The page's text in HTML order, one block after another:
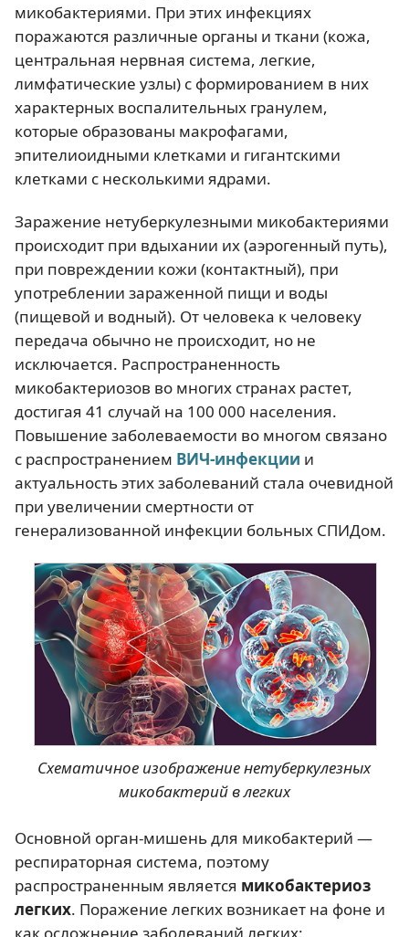
микобактериями. При этих инфекциях
поражаются различные органы и ткани (кожа,
центральная нервная система, легкие,
лимфатические узлы) с формированием в них
характерных воспалительных гранулем,
которые образованы макрофагами,
эпителиоидными клетками и гигантскими
клетками с несколькими ядрами.
Заражение нетуберкулезными микобактериями
происходит при вдыхании их (аэрогенный путь),
при повреждении кожи (контактный), при
употреблении зараженной пищи и воды
(пищевой и водный). От человека к человеку
передача обычно не происходит, но не
исключается. Распространенность
микобактериозов во многих странах растет,
достигая 41 случай на 100 000 населения.
Повышение заболеваемости во многом связано
с распространением ВИЧ-инфекции и
актуальность этих заболеваний стала очевидной
при увеличении смертности от
генерализованной инфекции больных СПИДом.
Схематичное изображение нетуберкулезных
микобактерий в легких
Основной орган-мишень для микобактерий —
респираторная система, поэтому
распространенным является микобактериоз
легких. Поражение легких возникает на фоне и